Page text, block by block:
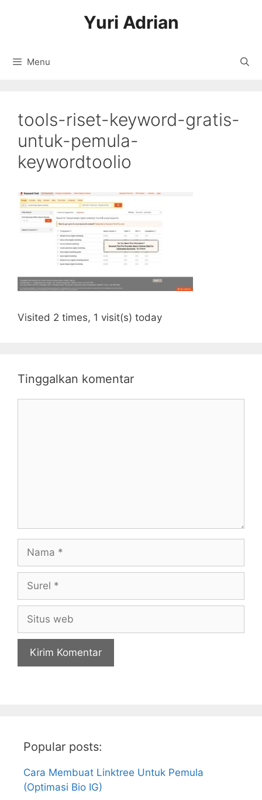
Yuri Adrian
Menu
tools-riset-keyword-gratis-
untuk-pemula-
keywordtoolio
Visited 2 times, 1 visit(s) today
Tinggalkan komentar
web
Popular posts:
Cara Membuat Linktree Untuk Pemula
(Optimasi Bio IG)